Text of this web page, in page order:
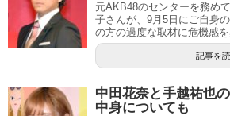
元AKB48のセンターを務め
子さんが、9月5日にご自身
の方の過度な取材に危機感
記事を
中田花奈と手越祐也
中身についても